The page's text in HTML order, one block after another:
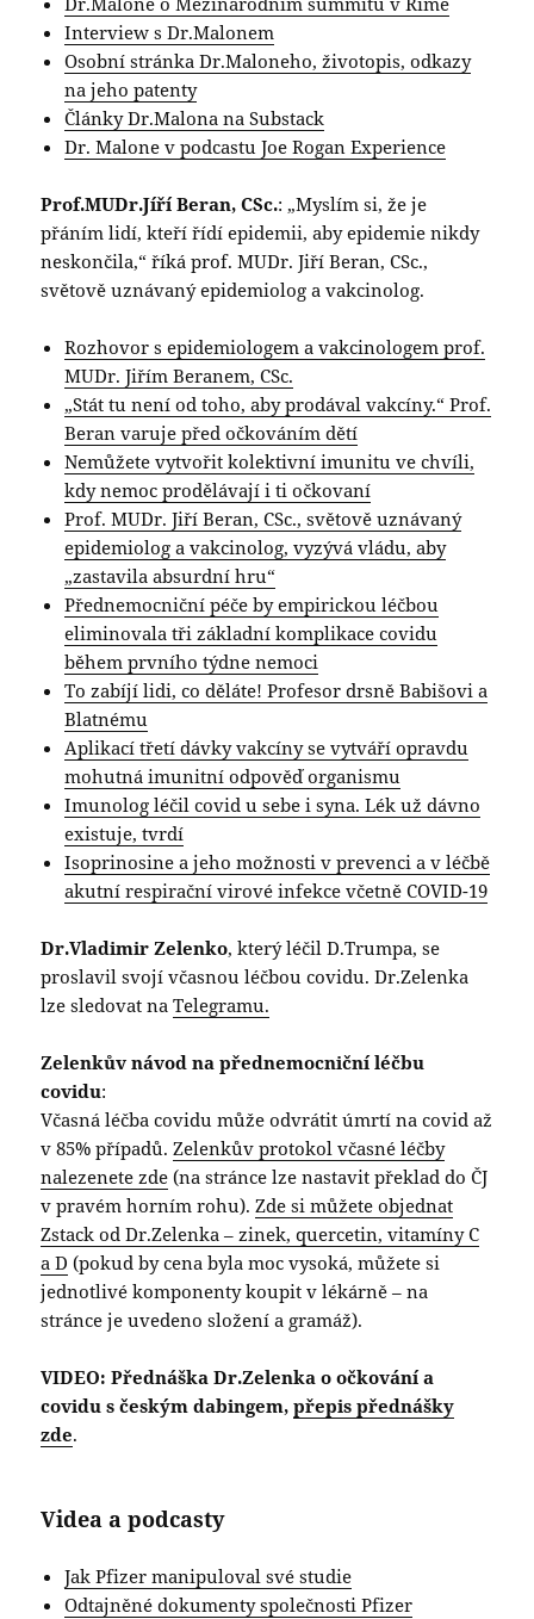
Interview s Dr.Malonem
Osobní stránka Dr.Maloneho, životopis, odkazy
na jeho patenty
Články Dr.Malona na Substack
Dr. Malone v podcastu Joe Rogan Experience
Prof.MUDr.Jíří Beran, CSc.: „Myslím si, že je
přáním lidí, kteří řídí epidemii, aby epidemie nikdy
neskončila,“ říká prof. MUDr. Jiří Beran, CSc.,
světově uznávaný epidemiolog a vakcinolog.
Rozhovor s epidemiologem a vakcinologem prof.
MUDr. Jiřím Beranem, CSc.
„Stát tu není od toho, aby prodával vakcíny.“ Prof.
Beran varuje před očkováním dětí
Nemůžete vytvořit kolektivní imunitu ve chvíli,
kdy nemoc prodělávají i ti očkovaní
Prof. MUDr. Jiří Beran, CSc., světově uznávaný
epidemiolog a vakcinolog, vyzývá vládu, aby
„zastavila absurdní hru“
Přednemocniční péče by empirickou léčbou
eliminovala tři základní komplikace covidu
během prvního týdne nemoci
To zabíjí lidi, co děláte! Profesor drsně Babišovi a
Blatnému
Aplikací třetí dávky vakcíny se vytváří opravdu
mohutná imunitní odpověď organismu
Imunolog léčil covid u sebe i syna. Lék už dávno
existuje, tvrdí
Isoprinosine a jeho možnosti v prevenci a v léčbě
akutní respirační virové infekce včetně COVID-19
Dr.Vladimir Zelenko, který léčil D.Trumpa, se
proslavil svojí včasnou léčbou covidu. Dr.Zelenka
lze sledovat naTelegramu.
Zelenkův návod na přednemocniční léčbu
covidu:
Včasná léčba covidu může odvrátit úmrtí na covid až
v 85% případů.Zelenkův protokol včasné léčby
nalezenete zde (na stránce lze nastavit překlad do ČJ
v pravém horním rohu).Zde si můžete objednat
Zstack od Dr.Zelenka – zinek, quercetin, vitamíny C
a D (pokud by cena byla moc vysoká, můžete si
jednotlivé komponenty koupit v lékárně – na
stránce je uvedeno složení a gramáž).
VIDEO: Přednáška Dr.Zelenka o očkování a
covidu s českým dabingem,přepis přednášky
zde.
Videa a podcasty
Jak Pfizer manipuloval své studie
Odtajněné dokumenty společnosti Pfizer